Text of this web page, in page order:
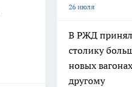
26 июля
В РЖД
столику
новых
другому